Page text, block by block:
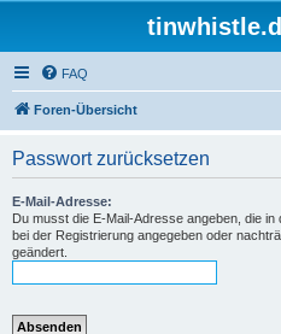
FAQ
Foren-Übersicht
Passwort zurücksetzen
E-Mail-Adresse:
Du musst die E-Mail-Adresse angeben, die
bei der Registrierung angegeben oder
geändert.